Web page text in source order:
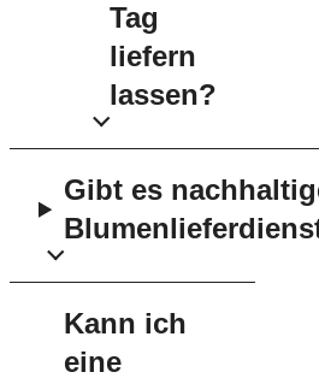
Tag
liefern
lassen?
Gibt es
Kann ich
eine